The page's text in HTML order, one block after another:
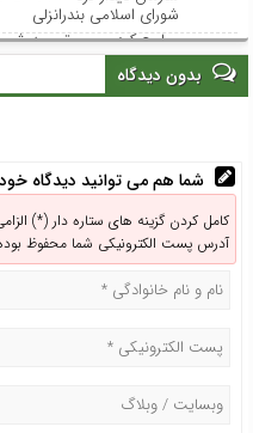
شورای اسلامی بندرانزلی
مطرح کرد: مسیر توسعه شهر
انزلی از هم‌افزایی و مشارکت
همه نهادها می‌گذرد
بدون دیدگاه
شما هم می توانید دیدگاه
کامل کردن گزینه های ستاره دار (*)
آدرس پست الکترونیکی شما محفوظ